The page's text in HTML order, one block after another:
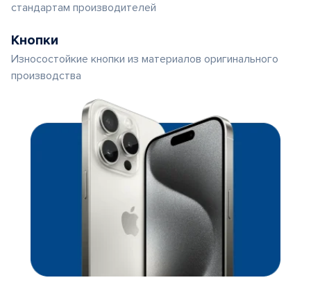
стандартам производителей
Кнопки
Износостойкие кнопки из материалов оригинального
производства